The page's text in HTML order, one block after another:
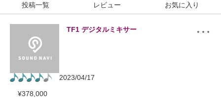
投稿一覧 レビュー お気に入り
TF1 デジタルミキサー
2023/04/17
¥378,000